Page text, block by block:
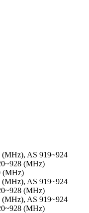
AS 919~924
(MHz)
(MHz)
AS 919~924
(MHz)
AS 919~924
(MHz)